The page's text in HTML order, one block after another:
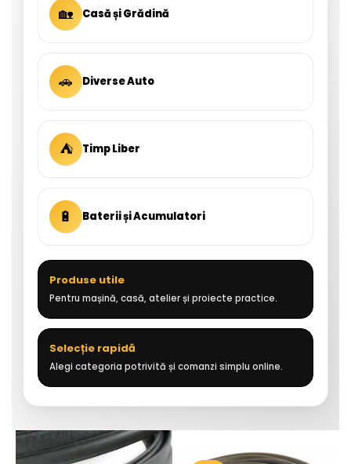
🏡 Casă și Grădină
🚗 Diverse Auto
⛺ Timp Liber
🔋 Baterii și Acumulatori
Produse utile
Pentru mașină, casă, atelier și proiecte practice.
Selecție rapidă
Alegi categoria potrivită și comanzi simplu online.